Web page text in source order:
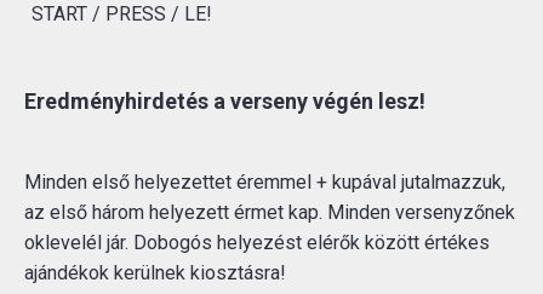
START / PRESS / LE!
Eredményhirdetés a verseny végén lesz!
Minden első helyezettet éremmel + kupával jutalmazzuk,
az első három helyezett érmet kap. Minden versenyzőnek
oklevelél jár. Dobogós helyezést elérők között értékes
ajándékok kerülnek kiosztásra!